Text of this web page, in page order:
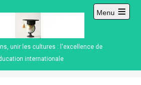
unir les cultures : l'excellence de
internationale
Menu
Open